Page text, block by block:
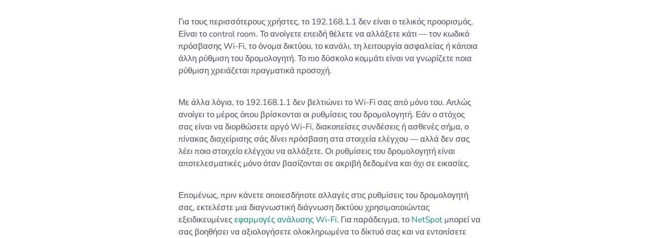
Για τους περισσότερους χρήστες, το 192.168.1.1 δεν είναι ο τελικός προορισμός.
Είναι το control room. Το ανοίγετε επειδή θέλετε να αλλάξετε κάτι — τον κωδικό
πρόσβασης Wi-Fi, το όνομα δικτύου, το κανάλι, τη λειτουργία ασφαλείας ή κάποια
άλλη ρύθμιση του δρομολογητή. Το πιο δύσκολο κομμάτι είναι να γνωρίζετε ποια
ρύθμιση χρειάζεται πραγματικά προσοχή.
Με άλλα λόγια, το 192.168.1.1 δεν βελτιώνει το Wi-Fi σας από μόνο του. Απλώς
ανοίγει το μέρος όπου βρίσκονται οι ρυθμίσεις του δρομολογητή. Εάν ο στόχος
σας είναι να διορθώσετε αργό Wi-Fi, διακοπείσες συνδέσεις ή ασθενές σήμα, ο
πίνακας διαχείρισης σάς δίνει πρόσβαση στα στοιχεία ελέγχου — αλλά δεν σας
λέει ποιο στοιχείο ελέγχου να αλλάξετε. Οι ρυθμίσεις του δρομολογητή είναι
αποτελεσματικές μόνο όταν βασίζονται σε ακριβή δεδομένα και όχι σε εικασίες.
Επομένως, πριν κάνετε οποιεσδήποτε αλλαγές στις ρυθμίσεις του δρομολογητή
σας, εκτελέστε μια διαγνωστική διάγνωση δικτύου χρησιμοποιώντας
εξειδικευμένεςεφαρμογές ανάλυσης Wi-Fi. Για παράδειγμα, το NetSpotμπορεί να
σας βοηθήσει να αξιολογήσετε ολοκληρωμένα το δίκτυό σας και να εντοπίσετε